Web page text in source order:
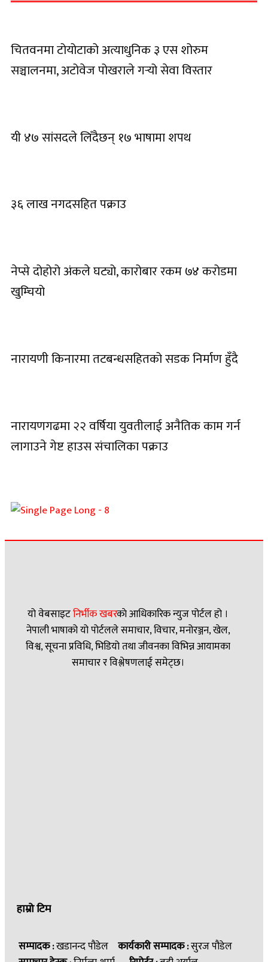
चितवनमा टोयोटाको अत्याधुनिक ३ एस शोरुम
सञ्चालनमा, अटोवेज पोखराले गर्‍यो सेवा विस्तार
यी ४७ सांसदले लिँदैछन् १७ भाषामा शपथ
३६ लाख नगदसहित पक्राउ
नेप्से दोहोरो अंकले घट्यो, कारोबार रकम ७४ करोडमा
खुम्चियो
नारायणी किनारमा तटबन्धसहितको सडक निर्माण हुँदै
नारायणगढमा २२ वर्षिया युवतीलाई अनैतिक काम गर्न
लागाउने गेष्ट हाउस संचालिका पक्राउ
यो वेबसाइटनिर्भीक खबरकाे आधिकारिक न्युज पोर्टल हो ।
नेपाली भाषाको यो पोर्टलले समाचार, विचार, मनोरञ्जन, खेल,
विश्व, सूचना प्रविधि, भिडियो तथा जीवनका विभिन्न आयामका
समाचार र विश्लेषणलाई समेट्छ।
हाम्रो टिम
सम्पादक :खडानन्द पौडेल कार्यकारी सम्पादक :सुरज पौडेल